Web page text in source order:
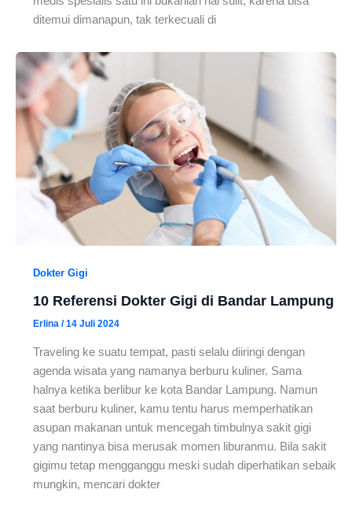
ditemui dimanapun, tak terkecuali di
Dokter Gigi
10 Referensi Dokter Gigi di Bandar Lampung
Erlina /14 Juli 2024
Traveling ke suatu tempat, pasti selalu diiringi dengan
agenda wisata yang namanya berburu kuliner. Sama
halnya ketika berlibur ke kota Bandar Lampung. Namun
saat berburu kuliner, kamu tentu harus memperhatikan
asupan makanan untuk mencegah timbulnya sakit gigi
yang nantinya bisa merusak momen liburanmu. Bila sakit
gigimu tetap mengganggu meski sudah diperhatikan sebaik
mungkin, mencari dokter